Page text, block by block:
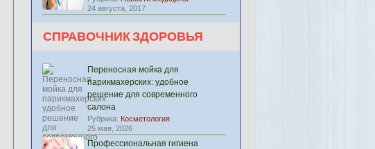
24 августа, 2017
СПРАВОЧНИК ЗДОРОВЬЯ
Переносная мойка для
парикмахерских: удобное
решение для современного
салона
Рубрика: Косметология
25 мая, 2026
Профессиональная гигиена